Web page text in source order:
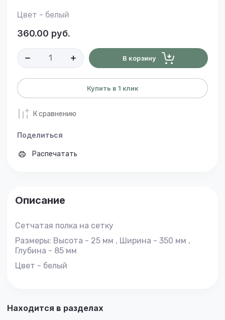
Цвет - белый
360.00 руб.
В корзину
Купить в 1 клик
К сравнению
Поделиться
Распечатать
Описание
Сетчатая полка на сетку
Размеры: Высота - 25 мм , Ширина - 350 мм ,
Глубина - 85 мм
Цвет - белый
Находится в разделах